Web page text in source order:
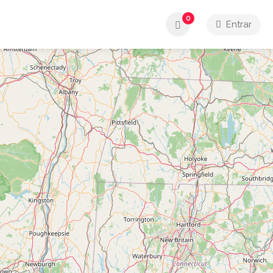
0
Entrar